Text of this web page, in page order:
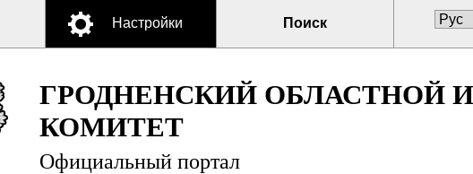
Настройки Поиск
ГРОДНЕНСКИЙ ОБЛАСТНОЙ
КОМИТЕТ
Официальный портал